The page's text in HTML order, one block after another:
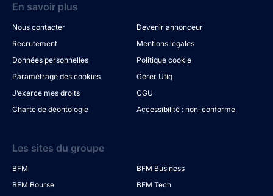
En savoir plus
Nous contacter
Devenir annonceur
Recrutement
Mentions légales
Données personnelles
Politique cookie
Paramétrage des cookies
Gérer Utiq
J’exerce mes droits
CGU
Charte de déontologie
Accessibilité : non-conforme
Les sites du groupe
BFM
BFM Business
BFM Bourse
BFM Tech